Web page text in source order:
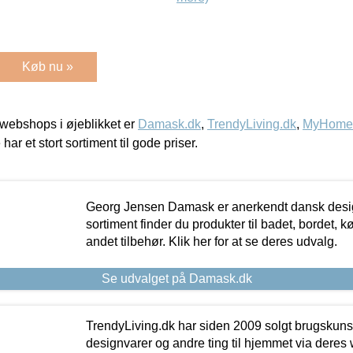
Køb nu »
i øjeblikket er Damask.dk, TrendyLiving.dk,
har et stort sortiment til gode priser.
Georg Jensen Damask er anerkendt dansk
sortiment finder du produkter til badet, bordet,
andet tilbehør. Klik her for at se deres udvalg.
Se udvalget på Damask.dk
TrendyLiving.dk har siden 2009 solgt
designvarer og andre ting til hjemmet via deres